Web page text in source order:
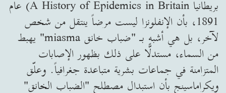
بريطانيا A History of Epidemics in Britain) عام
1891، بأن الإنفلونزا ليست مرضاً ينتقل من شخص
لآخر، بل هي أشبه بـ "ضباب خانق miasma" يهبط
من السماء، مستدلًّا على ذلك بظهور الإصابات
المتزامنة في جماعات بشرية متباعدة جغرافياً. وعلّق
ويكراماسينج بأن استبدال مصطلح "الضباب الخانق"